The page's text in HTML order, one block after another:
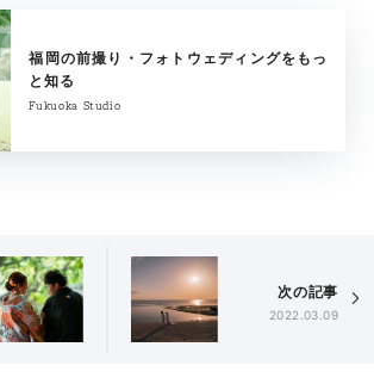
福岡の前撮り・フォトウェディングをもっ
と知る
Fukuoka Studio
次の記事
2022.03.09